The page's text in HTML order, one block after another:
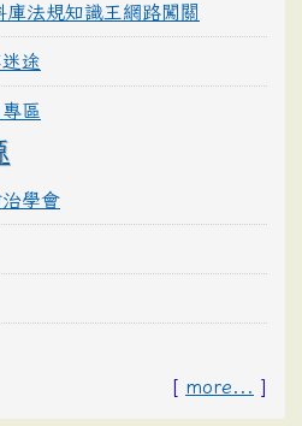
法規知識王網路闖關
途
區
學會
[ more... ]